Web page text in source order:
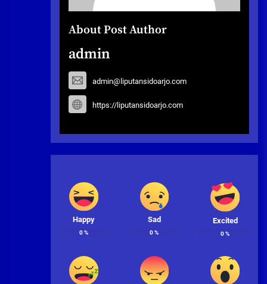
About Post Author
admin
admin@liputansidoarjo.com
https://liputansidoarjo.com
Happy
0%
Sad
0%
Excited
0%